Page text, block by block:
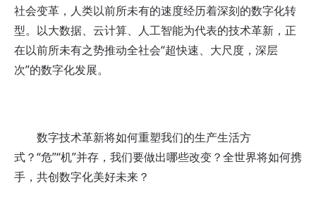
社会变革，人类以前所未有的速度经历着深刻的数字化转
型。以大数据、云计算、人工智能为代表的技术革新，正
在以前所未有之势推动全社会“超快速、大尺度，深层
次”的数字化发展。
数字技术革新将如何重塑我们的生产生活方
式？“危”“机”并存，我们要做出哪些改变？全世界将如何携
手，共创数字化美好未来？